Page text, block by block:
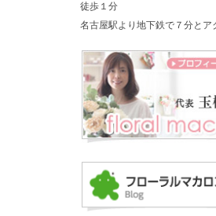
徒歩１分
名古屋駅より地下鉄で７分とア